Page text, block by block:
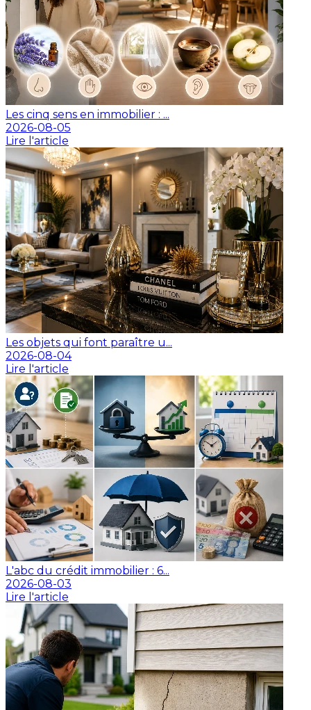
Les cinq sens en immobilier : ...
2026-08-05
Lire l'article
Les objets qui font paraître u...
2026-08-04
Lire l'article
L'abc du crédit immobilier : 6...
2026-08-03
Lire l'article